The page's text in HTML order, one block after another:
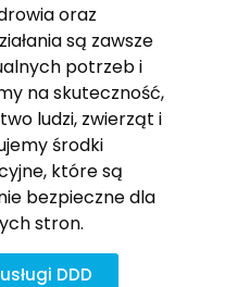
oraz
są zawsze
potrzeb i
na skuteczność,
ludzi, zwierząt i
środki
które są
bezpieczne dla
stron.
DDD